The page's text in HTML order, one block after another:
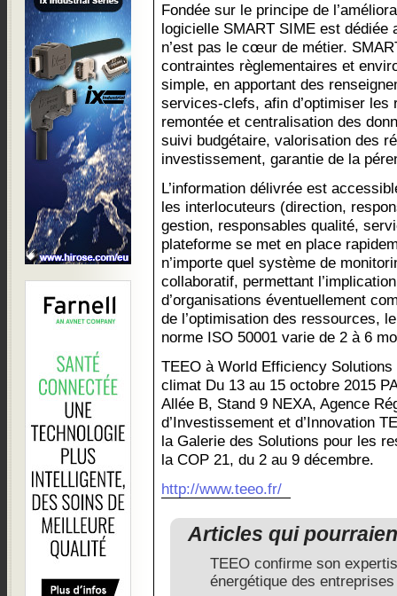
Fondée sur le principe de
logicielle SMART SIME est dédiée
n’est pas le cœur de métier.
contraintes règlementaires et
simple, en apportant des
services-clefs, afin d’optimiser les
remontée et centralisation des
suivi budgétaire, valorisation des
investissement, garantie de la
L’information délivrée est
les interlocuteurs (direction,
gestion, responsables qualité,
plateforme se met en place
n’importe quel système de
collaboratif, permettant
d’organisations éventuellement
de l’optimisation des ressources,
norme ISO 50001 varie de 2 à 6
TEEO à World Efficiency
climat Du 13 au 15 octobre 2015
Allée B, Stand 9 NEXA, Agence
d’Investissement et d’Innovation
la Galerie des Solutions pour les
la COP 21, du 2 au 9 décembre.
http://www.teeo.fr/
Articles qui
TEEO confirme son
énergétique des entreprises